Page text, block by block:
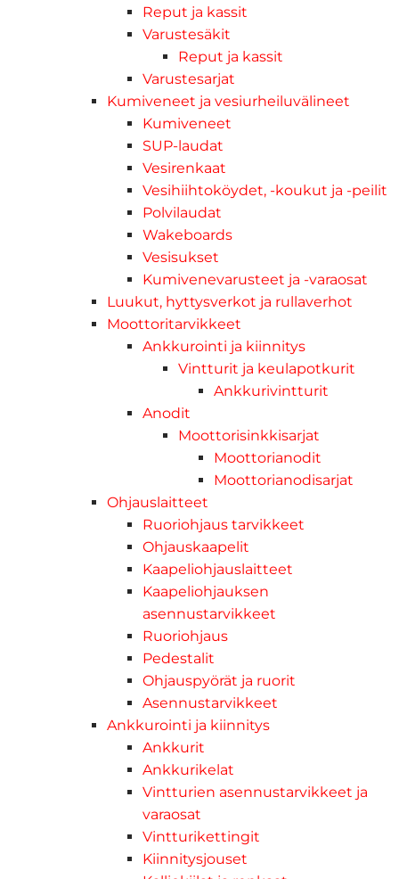
Reput ja kassit
Varustesäkit
Reput ja kassit
Varustesarjat
Kumiveneet ja vesiurheiluvälineet
Kumiveneet
SUP-laudat
Vesirenkaat
Vesihiihtoköydet, -koukut ja -peilit
Polvilaudat
Wakeboards
Vesisukset
Kumivenevarusteet ja -varaosat
Luukut, hyttysverkot ja rullaverhot
Moottoritarvikkeet
Ankkurointi ja kiinnitys
Vintturit ja keulapotkurit
Ankkurivintturit
Anodit
Moottorisinkkisarjat
Moottorianodit
Moottorianodisarjat
Ohjauslaitteet
Ruoriohjaus tarvikkeet
Ohjauskaapelit
Kaapeliohjauslaitteet
Kaapeliohjauksen
asennustarvikkeet
Ruoriohjaus
Pedestalit
Ohjauspyörät ja ruorit
Asennustarvikkeet
Ankkurointi ja kiinnitys
Ankkurit
Ankkurikelat
Vintturien asennustarvikkeet ja
varaosat
Vintturikettingit
Kiinnitysjouset